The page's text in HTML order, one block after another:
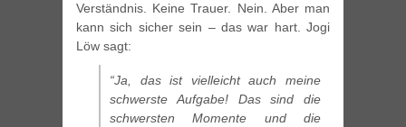
Verständnis. Keine Trauer. Nein. Aber man
kann sich sicher sein – das war hart. Jogi
Löw sagt:
“Ja, das ist vielleicht auch meine
schwerste Aufgabe! Das sind die
schwersten Momente und die